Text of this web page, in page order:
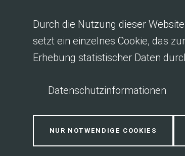
Durch die Nutzung dieser
setzt ein einzelnes Cookie, das
Erhebung statistischer Daten
Datenschutzinformationen
NUR NOTWENDIGE COOKIES
Vorstand